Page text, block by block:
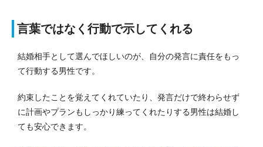
言葉ではなく行動で示してくれる
結婚相手として選んでほしいのが、自分の発言に責任をもっ
て行動する男性です。
約束したことを覚えてくれていたり、発言だけで終わらせず
に計画やプランもしっかり練ってくれたりする男性は結婚し
ても安心できます。